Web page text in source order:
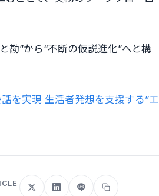
勘”から“不断の仮説進化”へと構
を実現 生活者発想を支援する”エ